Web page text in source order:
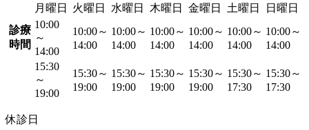
月曜日
火曜日 水曜日 木曜日 金曜日 土曜日
日曜日
診療
時間
10:00
～
14:00
10:00～
14:00
10:00～
14:00
10:00～
14:00
10:00～
14:00
10:00～
14:00
10:00～
14:00
15:30
～
19:00
15:30～
19:00
15:30～
19:00
15:30～
19:00
15:30～
19:00
15:30～
17:30
15:30～
17:30
休診日